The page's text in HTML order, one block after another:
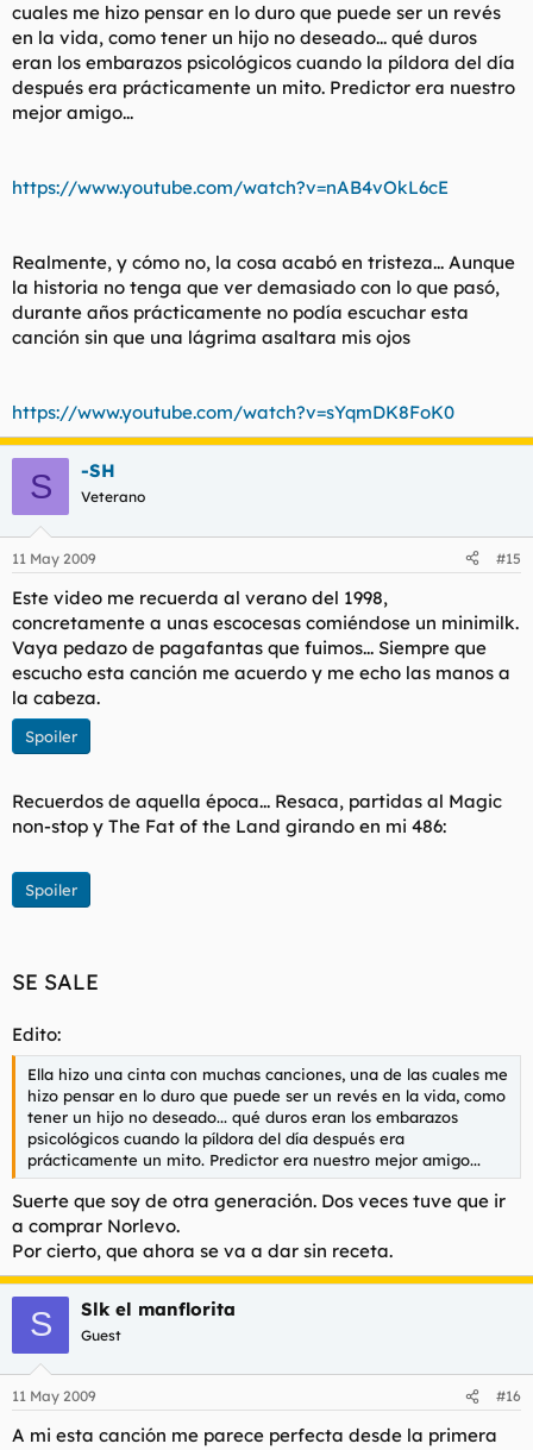
cuales me hizo pensar en lo duro que puede ser un revés
en la vida, como tener un hijo no deseado... qué duros
eran los embarazos psicológicos cuando la píldora del día
después era prácticamente un mito. Predictor era nuestro
mejor amigo...
https://www.youtube.com/watch?v=nAB4vOkL6cE
Realmente, y cómo no, la cosa acabó en tristeza... Aunque
la historia no tenga que ver demasiado con lo que pasó,
durante años prácticamente no podía escuchar esta
canción sin que una lágrima asaltara mis ojos
https://www.youtube.com/watch?v=sYqmDK8FoK0
S -SH
Veterano
11 May 2009 #15
Este video me recuerda al verano del 1998,
concretamente a unas escocesas comiéndose un minimilk.
Vaya pedazo de pagafantas que fuimos... Siempre que
escucho esta canción me acuerdo y me echo las manos a
la cabeza.
Spoiler
Recuerdos de aquella época... Resaca, partidas al Magic
non-stop y The Fat of the Land girando en mi 486:
Spoiler
SE SALE
Edito:
Ella hizo una cinta con muchas canciones, una de las cuales me
hizo pensar en lo duro que puede ser un revés en la vida, como
tener un hijo no deseado... qué duros eran los embarazos
psicológicos cuando la píldora del día después era
prácticamente un mito. Predictor era nuestro mejor amigo...
Suerte que soy de otra generación. Dos veces tuve que ir
a comprar Norlevo.
Por cierto, que ahora se va a dar sin receta.
S Slk el manflorita
Guest
11 May 2009 #16
A mi esta canción me parece perfecta desde la primera